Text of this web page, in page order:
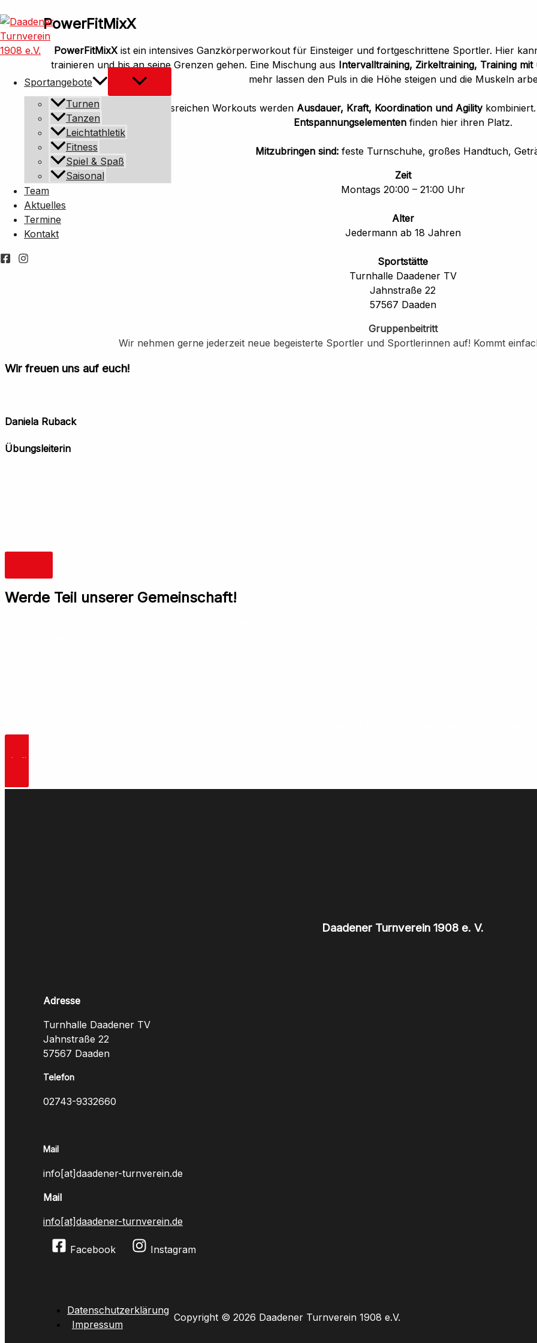
Zum
Inhalt
springen
Sportangebote
Turnen
Tanzen
Leichtathletik
Fitness
Spiel & Spaß
Saisonal
Team
Aktuelles
Termine
Kontakt
PowerFitMixX
PowerFitMixX ist ein intensives Ganzkörperworkout für Einsteiger und fortgeschrittene Sportler. Hier
trainieren und bis an seine Grenzen gehen. Eine Mischung aus Intervalltraining, Zirkeltraining, Training
mehr lassen den Puls in die Höhe steigen und die Muskeln
In den abwechslungsreichen Workouts werden Ausdauer, Kraft, Koordination und Agilitykombiniert.
Entspannungselementenfinden hier ihren Platz.
Mitzubringen sind: feste Turnschuhe, großes Handtuch,
Zeit
Montags 20:00 – 21:00 Uhr
Alter
Jedermann ab 18 Jahren
Sportstätte
Turnhalle Daadener TV
Jahnstraße 22
57567 Daaden
Gruppenbeitritt
Wir nehmen gerne jederzeit neue begeisterte Sportler und Sportlerinnen auf! Kommt
Wir freuen uns auf euch!
Daniela Ruback
Übungsleiterin
Werde Teil unserer Gemeinschaft!
mitglied werden
Daadener Turnverein 1908 e. V.
Adresse
Turnhalle Daadener TV
Jahnstraße 22
57567 Daaden
Telefon
02743-9332660
Mail
info[at]daadener-turnverein.de
Mail
info[at]daadener-turnverein.de
Facebook Instagram
Datenschutzerklärung
Impressum
Copyright © 2026 Daadener Turnverein 1908 e.V.